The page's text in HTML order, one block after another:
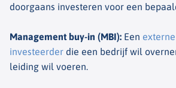
doorgaans investeren voor een
Management buy-in (MBI): Een
investeerder die een bedrijf wil
leiding wil voeren.